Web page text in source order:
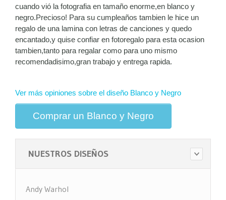
cuando vió la fotografia en tamaño enorme,en blanco y
negro.Precioso! Para su cumpleaños tambien le hice un
regalo de una lamina con letras de canciones y quedo
encantado,y quise confiar en fotoregalo para esta ocasion
tambien,tanto para regalar como para uno mismo
recomendadisimo,gran trabajo y entrega rapida.
Ver más opiniones sobre el diseño Blanco y Negro
Comprar un Blanco y Negro
NUESTROS DISEÑOS
Andy Warhol